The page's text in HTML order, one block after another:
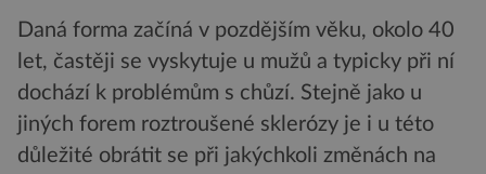
Daná forma začíná v pozdějším věku, okolo 40
let, častěji se vyskytuje u mužů a typicky při ní
dochází k problémům s chůzí. Stejně jako u
jiných forem roztroušené sklerózy je i u této
důležité obrátit se při jakýchkoli změnách na